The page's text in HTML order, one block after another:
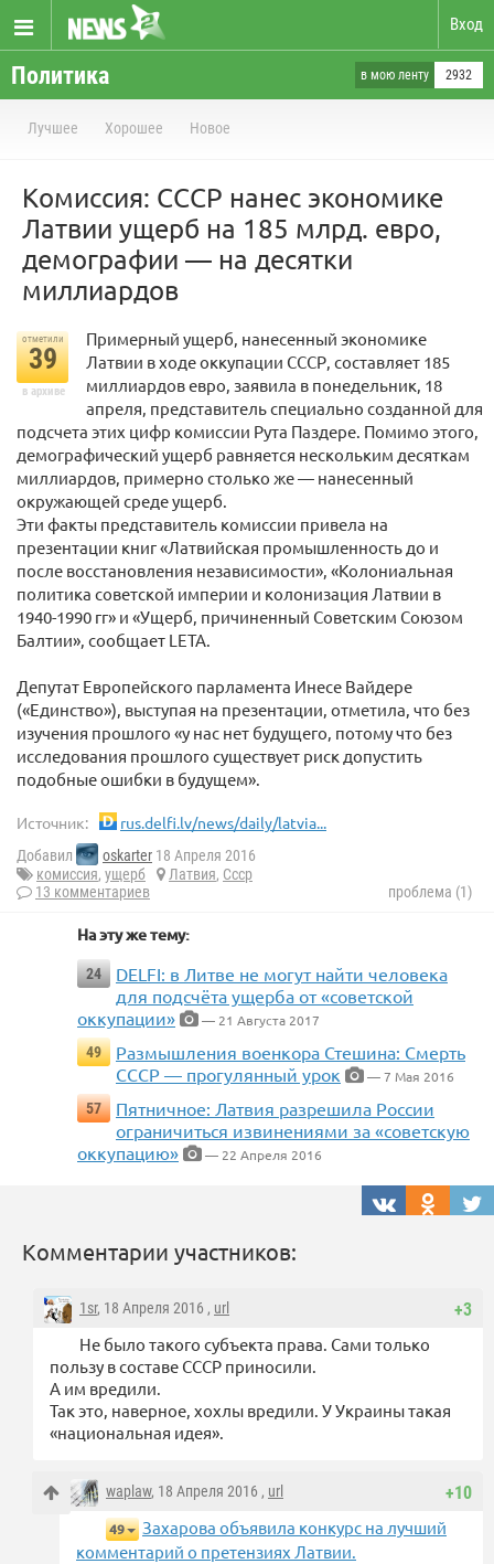
Вход
Политика в мою ленту 2932
Лучшее Хорошее Новое
Комиссия: СССР нанес экономике
Латвии ущерб на 185 млрд. евро,
демографии — на десятки
миллиардов
отметили
39
в архиве
Примерный ущерб, нанесенный экономике
Латвии в ходе оккупации СССР, составляет 185
миллиардов евро, заявила в понедельник, 18
апреля, представитель специально созданной для
подсчета этих цифр комиссии Рута Паздере. Помимо этого,
демографический ущерб равняется нескольким десяткам
миллиардов, примерно столько же — нанесенный
окружающей среде ущерб.
Эти факты представитель комиссии привела на
презентации книг «Латвийская промышленность до и
после восстановления независимости», «Колониальная
политика советской империи и колонизация Латвии в
1940-1990 гг» и «Ущерб, причиненный Советским Союзом
Балтии», сообщает LETA.
Депутат Европейского парламента Инесе Вайдере
(«Единство»), выступая на презентации, отметила, что без
изучения прошлого «у нас нет будущего, потому что без
исследования прошлого существует риск допустить
подобные ошибки в будущем».
Источник: rus.delfi.lv/news/daily/latvia...
Добавил oskarter 18 Апреля 2016
комиссия, ущерб Латвия, Ссср
13 комментариев
проблема (1)
На эту же тему:
24
DELFI: в Литве не могут найти человека
для подсчёта ущерба от «советской
оккупации»
— 21 Августа 2017
49
Размышления военкора Стешина: Смерть
СССР — прогулянный урок
— 7 Мая 2016
57
Пятничное: Латвия разрешила России
ограничиться извинениями за «советскую
оккупацию»
— 22 Апреля 2016
Комментарии участников:
+3
1sr, 18 Апреля 2016 , url
Не было такого субъекта права. Сами только
пользу в составе СССР приносили.
А им вредили.
Так это, наверное, хохлы вредили. У Украины такая
«национальная идея».
+10
waplaw, 18 Апреля 2016 , url
49
Захарова объявила конкурс на лучший
комментарий о претензиях Латвии.